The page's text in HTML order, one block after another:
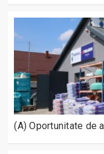
(A) Oportunitate de